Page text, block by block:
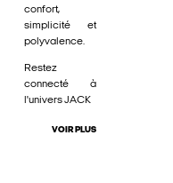
confort,
simplicité et
polyvalence.
Restez
connecté à
l'univers JACK
VOIR PLUS